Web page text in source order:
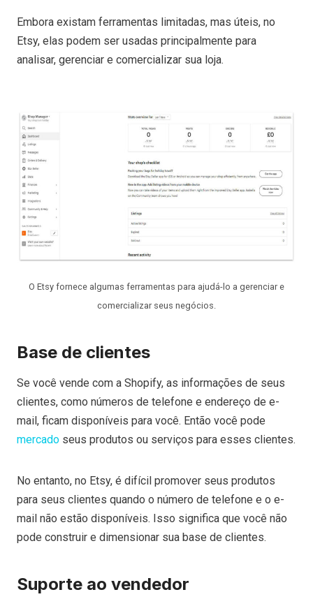
Embora existam ferramentas limitadas, mas úteis, no
Etsy, elas podem ser usadas principalmente para
analisar, gerenciar e comercializar sua loja.
O Etsy fornece algumas ferramentas para ajudá-lo a gerenciar e
comercializar seus negócios.
Base de clientes
Se você vende com a Shopify, as informações de seus
clientes, como números de telefone e endereço de e-
mail, ficam disponíveis para você. Então você pode
mercado seus produtos ou serviços para esses clientes.
No entanto, no Etsy, é difícil promover seus produtos
para seus clientes quando o número de telefone e o e-
mail não estão disponíveis. Isso significa que você não
pode construir e dimensionar sua base de clientes.
Suporte ao vendedor